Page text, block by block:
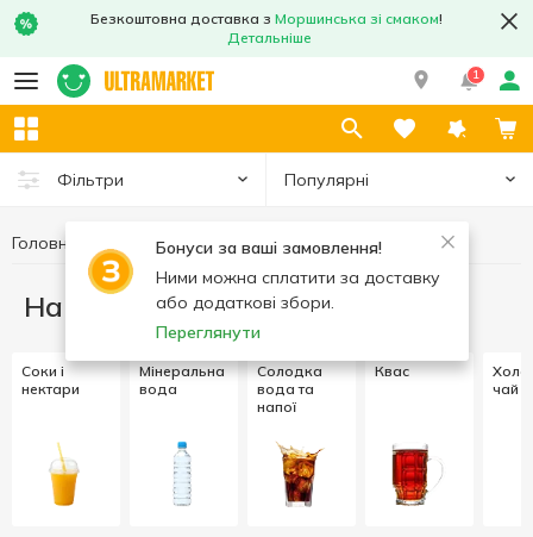
Безкоштовна доставка з Моршинська зі смаком!
Детальніше
1
Фільтри Популярні
Бонуси за ваші замовлення!
Ними можна сплатити за доставку
або додаткові збори.
Переглянути
Головна
Напої
Соки і
нектари
Мінеральна
вода
Солодка
вода та
напої
Квас
чай